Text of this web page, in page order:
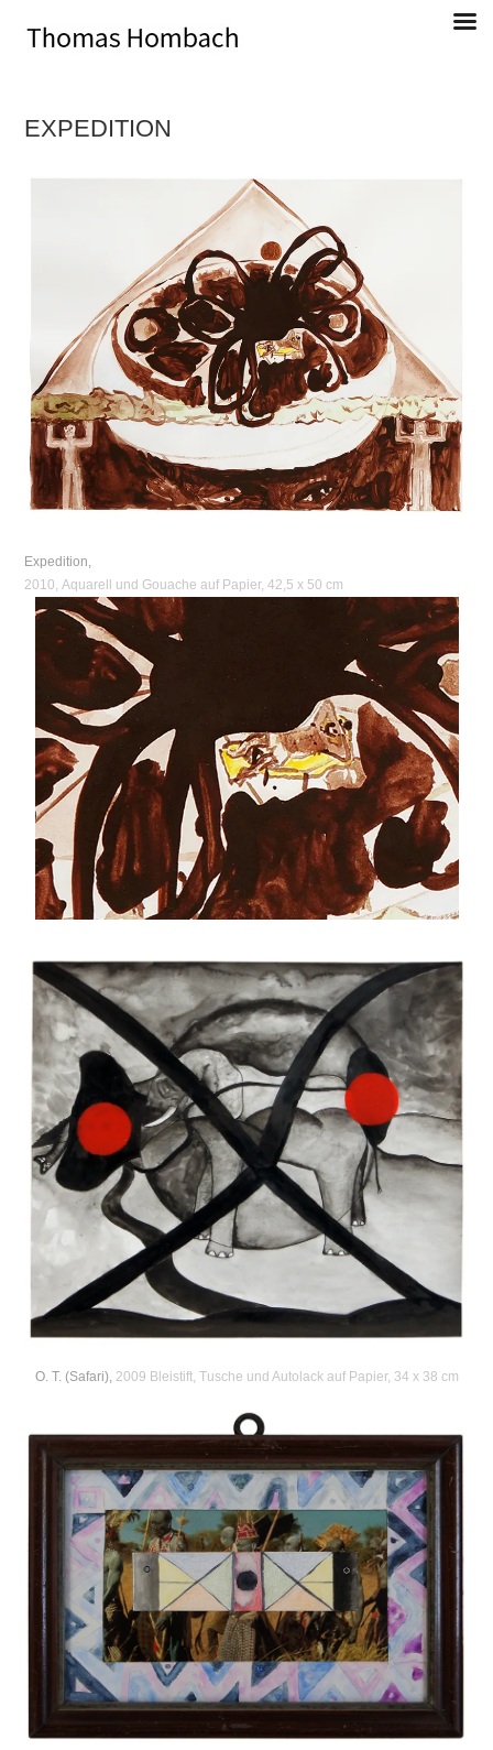
Direkt
Thomas Hombach, Bildender Künstler
EXPEDITION
Expedition,
2010, Aquarell und Gouache auf Papier, 42,5 x 50 cm
O. T. (Safari), 2009 Bleistift, Tusche und Autolack auf Papier, 34 x 38 cm